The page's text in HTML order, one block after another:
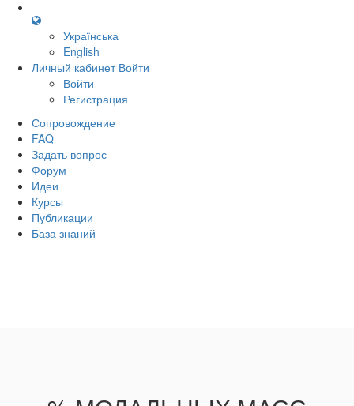
Українська
English
Личный кабинет Войти
Войти
Регистрация
Сопровождение
FAQ
Задать вопрос
Форум
Идеи
Курсы
Публикации
База знаний